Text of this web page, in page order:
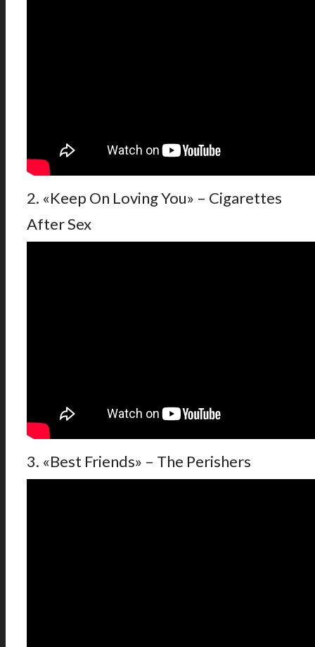
2. «Keep On Loving You» – Cigarettes
After Sex
3. «Best Friends» – The Perishers